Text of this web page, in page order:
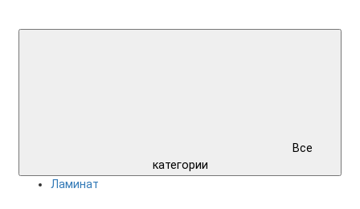
Все
категории
Ламинат